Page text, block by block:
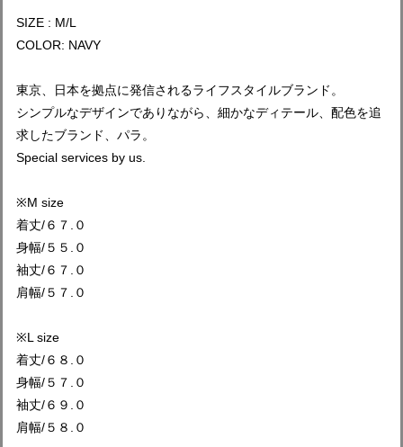
SIZE : M/L
COLOR: NAVY
東京、日本を拠点に発信されるライフスタイルブランド。
シンプルなデザインでありながら、細かなディテール、配色を追
求したブランド、パラ。
Special services by us.
※M size
着丈/６７.０
身幅/５５.０
袖丈/６７.０
肩幅/５７.０
※L size
着丈/６８.０
身幅/５７.０
袖丈/６９.０
肩幅/５８.０